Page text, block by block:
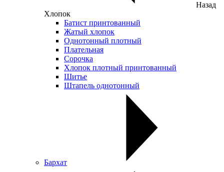
Назад
Хлопок
Батист принтованный
Жатый хлопок
Однотонный плотный
Плательная
Сорочка
Хлопок плотный принтованный
Шитье
Штапель однотонный
Бархат